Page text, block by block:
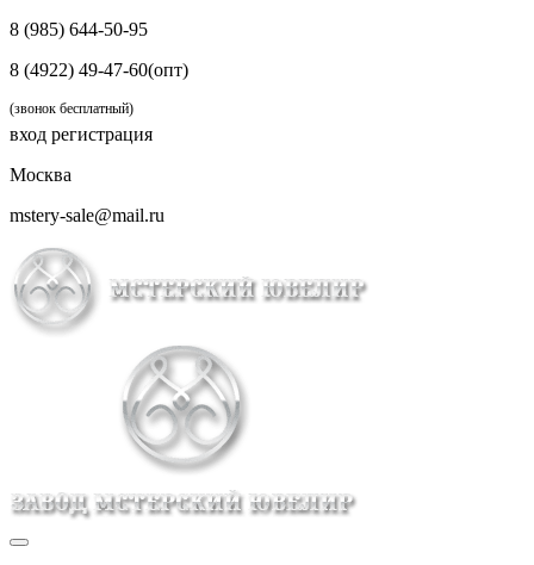
8 (985) 644-50-95
8 (4922) 49-47-60(опт)
(звонок бесплатный)
вход регистрация
Москва
mstery-sale@mail.ru